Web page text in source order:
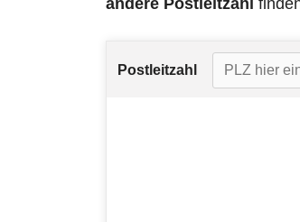
andere Postleitzahl
Postleitzahl